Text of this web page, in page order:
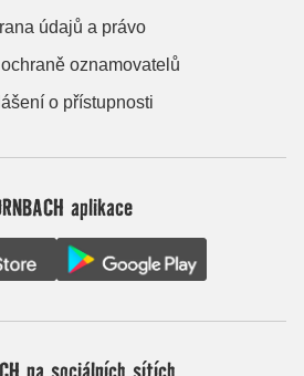
údajů a právo
oznamovatelů
o přístupnosti
aplikace